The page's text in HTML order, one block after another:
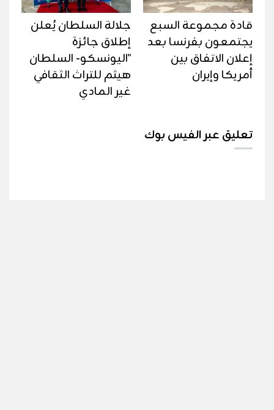
قادة مجموعة السبع
يجتمعون بفرنسا بعد
إعلان الاتفاق بين
أمريكا وإيران
جلالة السلطان يُعلن
إطلاق جائزة
"اليونسكو- السلطان
هيثم للتراث الثقافي
غير المادي
تعليق عبر الفيس بوك